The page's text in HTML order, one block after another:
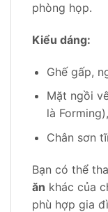
phòng họp.
Kiểu dáng:
Ghế gấp,
Mặt ngồi
là
Chân sơn
Bạn có thể
ăn khác của
phù hợp gia